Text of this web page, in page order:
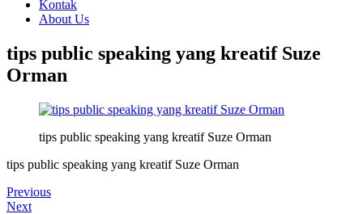
Kontak
About Us
tips public speaking yang kreatif Suze
Orman
tips public speaking yang kreatif Suze Orman
tips public speaking yang kreatif Suze Orman
Previous
Next